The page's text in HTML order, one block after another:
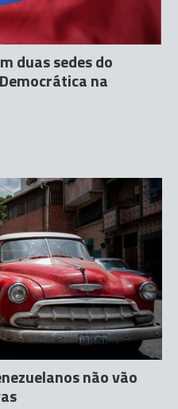
duas sedes do
na
não vão